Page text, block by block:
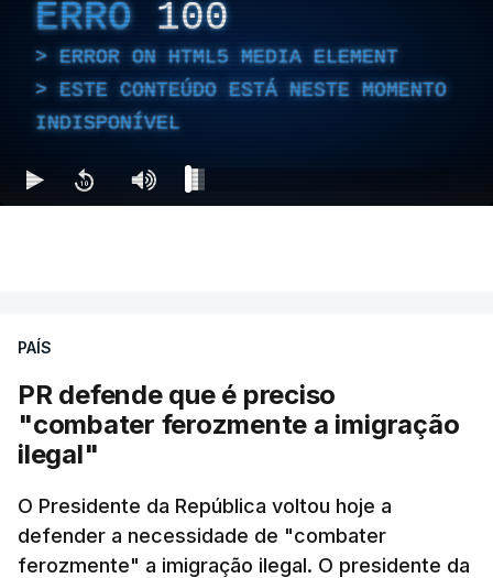
ERRO 100
ERROR ON HTML5 MEDIA ELEMENT
ESTE CONTEÚDO ESTÁ NESTE MOMENTO
INDISPONÍVEL
PAÍS
PR defende que é preciso
"combater ferozmente a imigração
ilegal"
O Presidente da República voltou hoje a
defender a necessidade de "combater
ferozmente" a imigração ilegal. O presidente da